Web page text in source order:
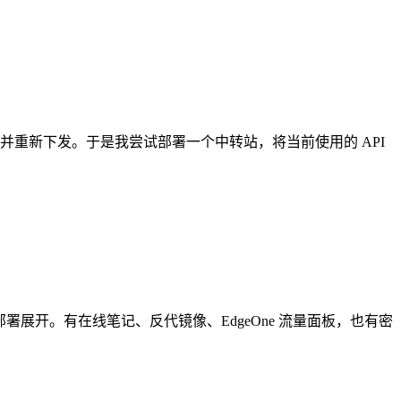
重新下发。于是我尝试部署一个中转站，将当前使用的 API
展开。有在线笔记、反代镜像、EdgeOne 流量面板，也有密